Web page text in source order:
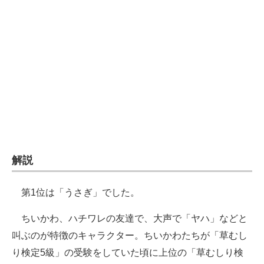
ITエンジニア向け専門サイト
製造業のIT導入・活用を支援
解説
第1位は「うさぎ」でした。
ちいかわ、ハチワレの友達で、大声で「ヤハ」などと
叫ぶのが特徴のキャラクター。ちいかわたちが「草むし
り検定5級」の受験をしていた頃に上位の「草むしり検